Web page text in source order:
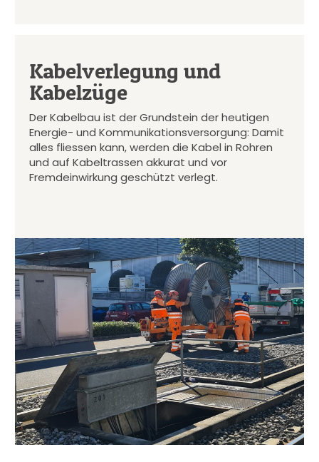
Kabelverlegung und
Kabelzüge
Der Kabelbau ist der Grundstein der heutigen
Energie- und Kommunikationsversorgung: Damit
alles fliessen kann, werden die Kabel in Rohren
und auf Kabeltrassen akkurat und vor
Fremdeinwirkung geschützt verlegt.